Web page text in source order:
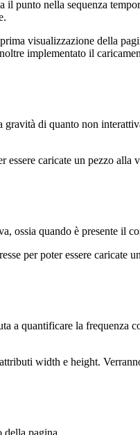
punto nella sequenza
visualizzazione della
implementato il
di quanto non
essere caricate un pezzo alla
ossia quando è presente il
per poter essere caricate
a quantificare la
width e height.
della pagina.